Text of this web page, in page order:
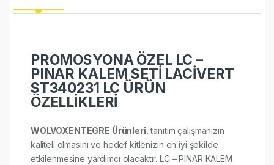
PROMOSYONA ÖZEL LC –
PINAR KALEM SETİ LACİVERT
ST340231 LC ÜRÜN
ÖZELLİKLERİ
WOLVOXENTEGRE Ürünleri , tanıtım çalışmanızın
kaliteli olmasını ve hedef kitlenizin en iyi şekilde
etkilenmesine yardımcı olacaktır. LC – PINAR KALEM